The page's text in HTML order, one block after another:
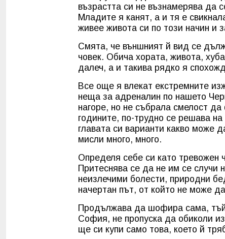
възрастта си не възнамерява да
Младите я канят, а и тя е
живее живота си по този начин и
Смята, че външният й вид се
човек. Обича хората, живота,
далеч, а и такива рядко я
Все още я влекат екстремните
неща за адреналин по нашето
нагоре, но не събрала смелост
годините, по-трудно се решава
главата си варианти какво може
мисли много, много.
Определя себе си като тревожен
Притеснява се да не им се случи
неизлечими болести, природни
начертан път, от който не може
Продължава да шофира сама, тъй
София, не пропуска да обиколи
ще си купи само това, което й